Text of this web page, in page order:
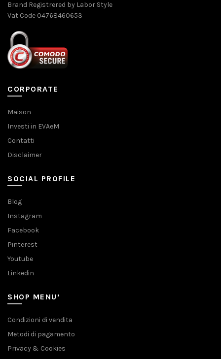
Brand Registrered by Labor Style
Vat Code 04768460653
CORPORATE
Maison
Investi in EVAeM
Contatti
Disclaimer
SOCIAL PROFILE
Blog
Instagram
Facebook
Pinterest
Youtube
Linkedin
SHOP MENU’
Condizioni di vendita
Metodi di pagamento
Privacy & Cookies